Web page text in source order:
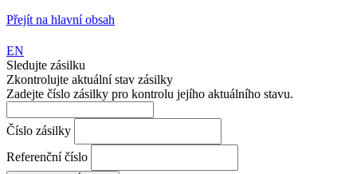
Přejít na hlavní obsah
EN
Sledujte zásilku
Zkontrolujte aktuální stav zásilky
Zadejte číslo zásilky pro kontrolu jejího aktuálního stavu.
Číslo zásilky
Referenční číslo